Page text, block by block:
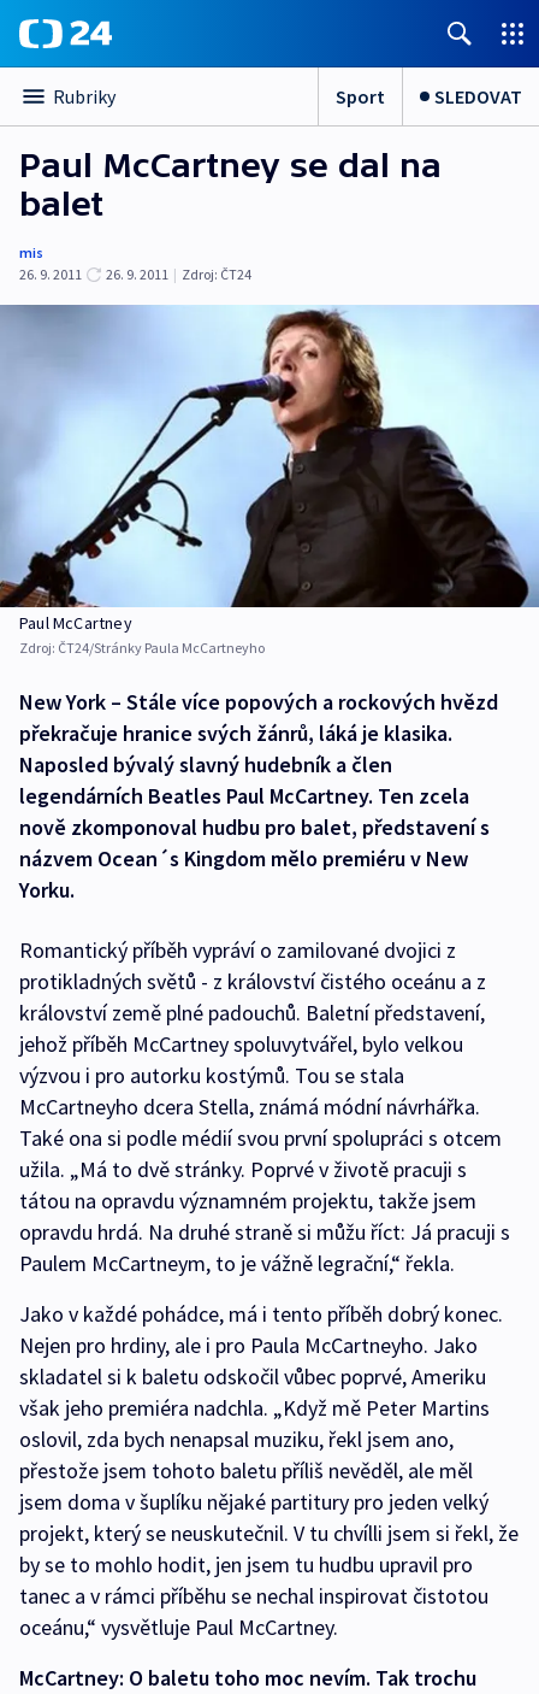
Rubriky Sport SLEDOVAT
Paul McCartney se dal na
balet
mis
26. 9. 2011
26. 9. 2011 | Zdroj: ČT24
Paul McCartney
Zdroj: ČT24/Stránky Paula McCartneyho
New York – Stále více popových a rockových hvězd
překračuje hranice svých žánrů, láká je klasika.
Naposled bývalý slavný hudebník a člen
legendárních Beatles Paul McCartney. Ten zcela
nově zkomponoval hudbu pro balet, představení s
názvem Ocean´s Kingdom mělo premiéru v New
Yorku.
Romantický příběh vypráví o zamilované dvojici z
protikladných světů - z království čistého oceánu a z
království země plné padouchů. Baletní představení,
jehož příběh McCartney spoluvytvářel, bylo velkou
výzvou i pro autorku kostýmů. Tou se stala
McCartneyho dcera Stella, známá módní návrhářka.
Také ona si podle médií svou první spolupráci s otcem
užila. „Má to dvě stránky. Poprvé v životě pracuji s
tátou na opravdu významném projektu, takže jsem
opravdu hrdá. Na druhé straně si můžu říct: Já pracuji s
Paulem McCartneym, to je vážně legrační,“ řekla.
Jako v každé pohádce, má i tento příběh dobrý konec.
Nejen pro hrdiny, ale i pro Paula McCartneyho. Jako
skladatel si k baletu odskočil vůbec poprvé, Ameriku
však jeho premiéra nadchla. „Když mě Peter Martins
oslovil, zda bych nenapsal muziku, řekl jsem ano,
přestože jsem tohoto baletu příliš nevěděl, ale měl
jsem doma v šuplíku nějaké partitury pro jeden velký
projekt, který se neuskutečnil. V tu chvílli jsem si řekl, že
by se to mohlo hodit, jen jsem tu hudbu upravil pro
tanec a v rámci příběhu se nechal inspirovat čistotou
oceánu,“ vysvětluje Paul McCartney.
McCartney: O baletu toho moc nevím. Tak trochu